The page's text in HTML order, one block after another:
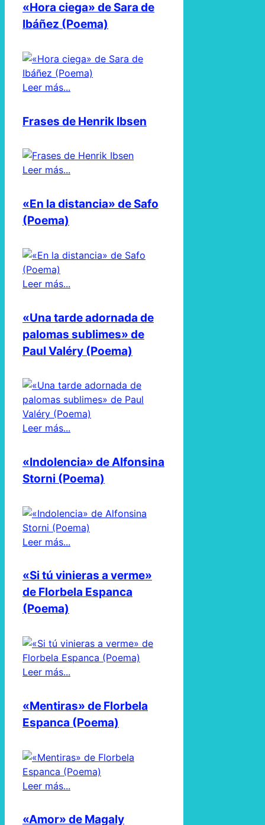
«Hora ciega» de Sara de
Ibáñez (Poema)
Leer más...
Frases de Henrik Ibsen
Leer más...
«En la distancia» de Safo
(Poema)
Leer más...
«Una tarde adornada de
palomas sublimes» de
Paul Valéry (Poema)
Leer más...
«Indolencia» de Alfonsina
Storni (Poema)
Leer más...
«Si tú vinieras a verme»
de Florbela Espanca
(Poema)
Leer más...
«Mentiras» de Florbela
Espanca (Poema)
Leer más...
«Amor» de Magaly